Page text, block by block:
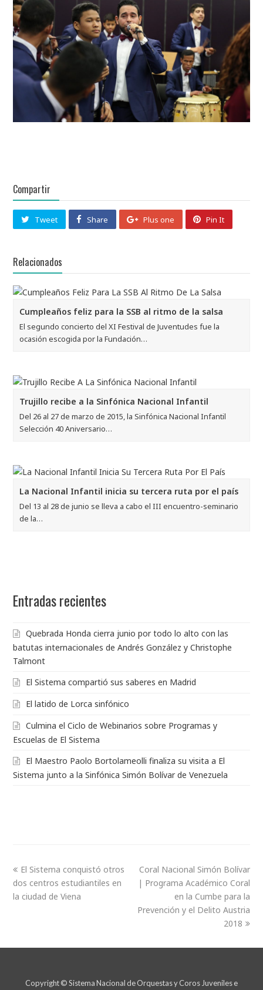
Compartir
Tweet Share Plus one Pin It
Relacionados
Cumpleaños feliz para la SSB al ritmo de la salsa
El segundo concierto del XI Festival de Juventudes fue la
ocasión escogida por la Fundación…
Trujillo recibe a la Sinfónica Nacional Infantil
Del 26 al 27 de marzo de 2015, la Sinfónica Nacional Infantil
Selección 40 Aniversario…
La Nacional Infantil inicia su tercera ruta por el país
Del 13 al 28 de junio se lleva a cabo el III encuentro-seminario
de la…
Entradas recientes
Quebrada Honda cierra junio por todo lo alto con las
batutas internacionales de Andrés González y Christophe
Talmont
El Sistema compartió sus saberes en Madrid
El latido de Lorca sinfónico
Culmina el Ciclo de Webinarios sobre Programas y
Escuelas de El Sistema
El Maestro Paolo Bortolameolli finaliza su visita a El
Sistema junto a la Sinfónica Simón Bolívar de Venezuela
El Sistema conquistó otros
dos centros estudiantiles en
la ciudad de Viena
Coral Nacional Simón Bolívar
| Programa Académico Coral
en la Cumbe para la
Prevención y el Delito Austria
2018
Copyright © Sistema Nacional de Orquestas y Coros Juveniles e